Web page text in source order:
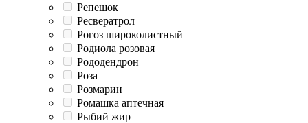
Репешок
Ресвератрол
Рогоз широколистный
Родиола розовая
Рододендрон
Роза
Розмарин
Ромашка аптечная
Рыбий жир